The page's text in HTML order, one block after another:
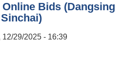
Bids (Dangsing
12/29/2025 - 16:39